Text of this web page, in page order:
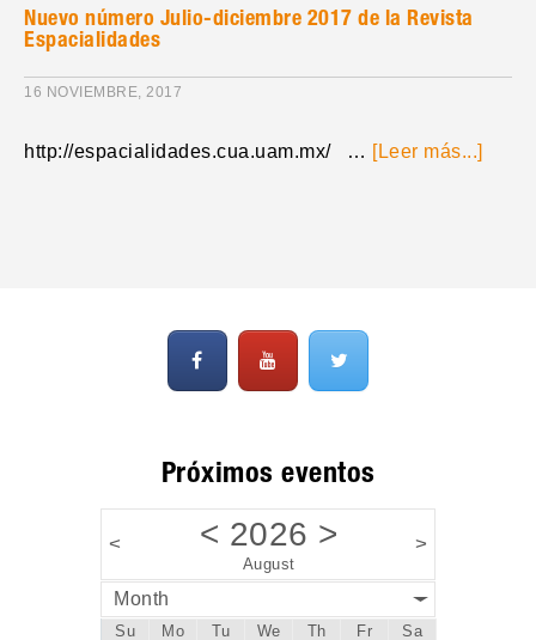
Nuevo número Julio-diciembre 2017 de la Revista
Espacialidades
16 NOVIEMBRE, 2017
http://espacialidades.cua.uam.mx/ … [Leer más...]
Próximos eventos
< < 2026 >
August
>
Month
Su Mo Tu We Th Fr Sa